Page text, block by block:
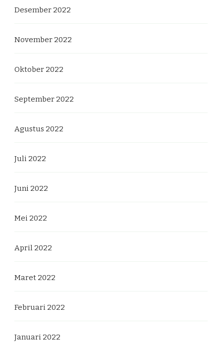
Desember 2022
November 2022
Oktober 2022
September 2022
Agustus 2022
Juli 2022
Juni 2022
Mei 2022
April 2022
Maret 2022
Februari 2022
Januari 2022